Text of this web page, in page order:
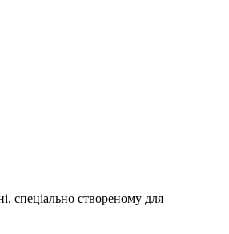
спеціально створеному для